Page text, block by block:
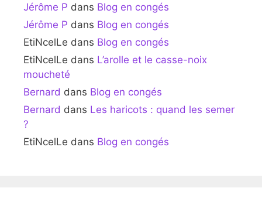
Jérôme P dans Blog en congés
Jérôme P dans Blog en congés
EtiNcelLe dans Blog en congés
EtiNcelLe dans L’arolle et le casse-noix
moucheté
Bernard dans Blog en congés
Bernard dans Les haricots : quand les semer
?
EtiNcelLe dans Blog en congés